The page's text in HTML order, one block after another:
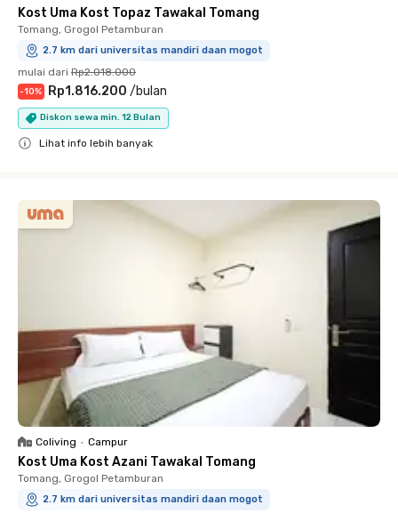
Kost Uma Kost Topaz Tawakal Tomang
Tomang, Grogol Petamburan
2.7 km dari universitas mandiri daan mogot
mulai dari Rp2.018.000
-10% Rp1.816.200 /bulan
Diskon sewa min. 12 Bulan
Lihat info lebih banyak
Coliving • Campur
Kost Uma Kost Azani Tawakal Tomang
Tomang, Grogol Petamburan
2.7 km dari universitas mandiri daan mogot